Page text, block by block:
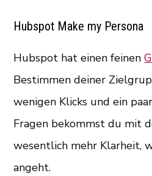
Hubspot Make my Persona
Hubspot hat einen feinen
Bestimmen deiner
wenigen Klicks und ein
Fragen bekommst du mit
wesentlich mehr Klarheit,
angeht.